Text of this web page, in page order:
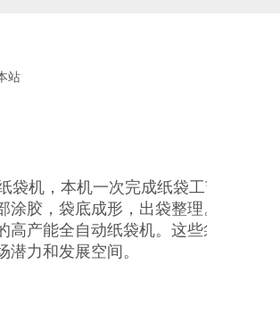
站
袋机，本机一次完成纸袋工艺
胶，袋底成形，出袋整理。是
产能全自动纸袋机。这些袋子
力和发展空间。